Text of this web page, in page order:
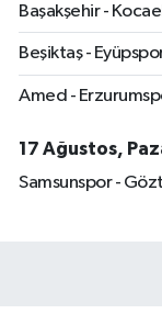
Başakşehir -
Beşiktaş -
Amed -
17 Ağustos,
Samsunspor -